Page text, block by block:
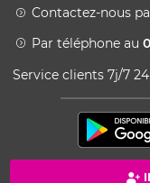
Contactez-nous
Par téléphone au
Service clients 7j/7